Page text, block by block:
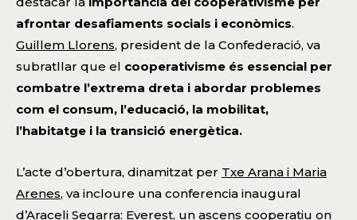
afrontar desafiaments socials i econòmics.
Guillem Llorens, president de la Confederació, va
subratllar que el cooperativisme és essencial per
combatre l’extrema dreta i abordar problemes
com el consum, l’educació, la mobilitat,
l’habitatge i la transició energètica.
L’acte d’obertura, dinamitzat per Txe Arana i Maria
Arenes, va incloure una conferencia inaugural
d’Araceli Segarra: Everest, un ascens cooperatiu on